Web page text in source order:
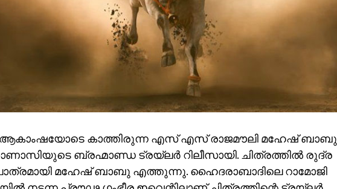
ആകാംഷയോടെ കാത്തിരുന്ന എസ് എസ് രാജമൗലി മഹേഷ് ബാബു
ബ്രഹ്മാണ്ഡ ട്രയ്ലർ റിലീസായി. ചിത്രത്തിൽ രുദ്ര
മഹേഷ് ബാബു എത്തുന്നു. ഹൈദരാബാദിലെ റാമോജി